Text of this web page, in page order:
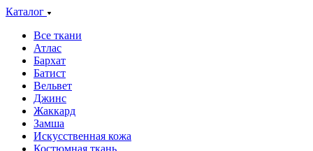
Каталог
Все ткани
Атлас
Бархат
Батист
Вельвет
Джинс
Жаккард
Замша
Искусственная кожа
Костюмная ткань